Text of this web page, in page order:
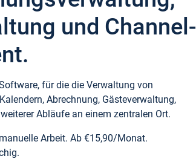
und Channel-
für die die Verwaltung von
Abrechnung, Gästeverwaltung,
Abläufe an einem zentralen Ort.
Arbeit. Ab €15,90/Monat.